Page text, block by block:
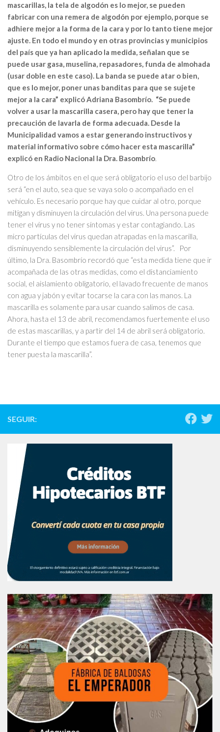
mascarillas, la tela de algodón es lo mejor, se pueden
fabricar con una remera de algodón por ejemplo, porque se
adhiere mejor a la forma de la cara y por lo tanto tiene mejor
ajuste. En todo el mundo y en otras provincias y municipios
del país que ya han aplicado la medida, señalan que se
puede usar gasa, muselina, repasadores, funda de almohada
(usar doble en este caso). La banda se puede atar o bien,
que es lo mejor, poner unas banditas para que se sujete
mejor a la cara” explicó Adriana Basombrío. “Se puede
volver a usar la mascarilla casera, pero hay que tener la
precaución de lavarla de forma adecuada. Desde la
Municipalidad vamos a estar generando instructivos y
material informativo sobre cómo hacer esta mascarilla”
explicó en Radio Nacional la Dra. Basombrío.
Otro de los ámbitos en el que será obligatorio el uso del barbijo
será “en el auto, sea que se vaya solo o acompañado en el
vehículo. Es necesario porque hay que cuidar al otro, porque
mitigan y disminuyen la circulación del virus. Una persona puede
tener el virus y no tener síntomas y estar contagiando. Las
micro partículas del virus quedan atrapadas en la mascarilla,
disminuyendo sensiblemente la circulación del virus”. Por
último, la Dra. Basombrío recordó que “esta medida tiene que ir
acompañada de las otras medidas, como el distanciamiento
social, el aislamiento obligatorio, el lavado frecuente de manos
con agua y jabón y evitar tocarse la cara con las manos. La
mascarilla es solamente para usar cuando salimos de casa.
Ahora, hasta el 13 de abril, recomendamos fuertemente el uso
de estas mascarillas, y a partir del 14 de abril será obligatorio.
Durante el tiempo que estamos fuera de casa, tenemos que
tener puesta la mascarilla”.
SEGUIR: